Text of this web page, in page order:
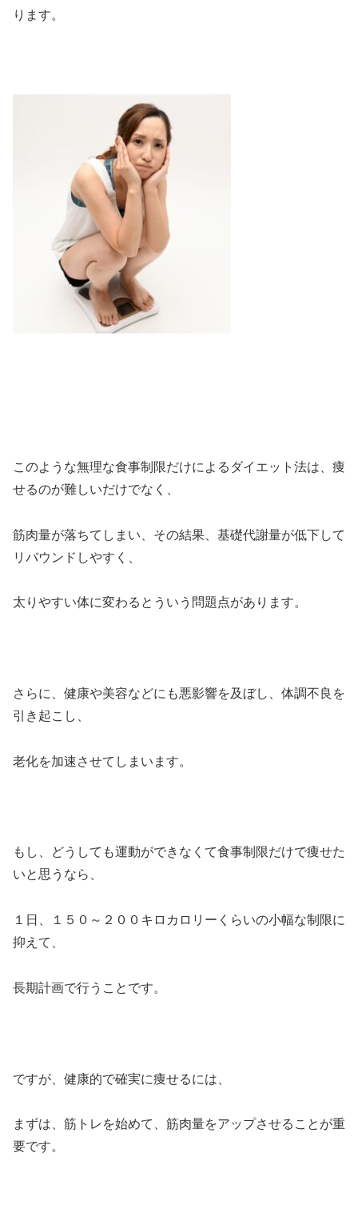
ります。
このような無理な食事制限だけによるダイエット法は、痩
せるのが難しいだけでなく、
筋肉量が落ちてしまい、その結果、基礎代謝量が低下して
リバウンドしやすく、
太りやすい体に変わるとういう問題点があります。
さらに、健康や美容などにも悪影響を及ぼし、体調不良を
引き起こし、
老化を加速させてしまいます。
もし、どうしても運動ができなくて食事制限だけで痩せた
いと思うなら、
１日、１５０～２００キロカロリーくらいの小幅な制限に
抑えて、
長期計画で行うことです。
ですが、健康的で確実に痩せるには、
まずは、筋トレを始めて、筋肉量をアップさせることが重
要です。